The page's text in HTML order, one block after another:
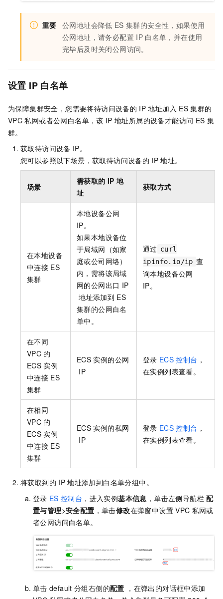
重要 公网地址会降低 ES 集群的安全性，如果使用
公网地址，请务必配置 IP 白名单，并在使用
完毕后及时关闭公网访问。
设置 IP 白名单
为保障集群安全，您需要将待访问设备的 IP 地址加入 ES 集群的
VPC 私网或者公网白名单，该 IP 地址所属的设备才能访问 ES 集
群。
获取待访问设备 IP。
您可以参照以下场景，获取待访问设备的 IP 地址。
场景
需获取的 IP 地
址
获取方式
在本地设备
中连接 ES
集群
本地设备公网
IP。
如果本地设备位
于局域网（如家
庭或公司网络）
内，需将该局域
网的公网出口 IP
地址添加到 ES
集群的公网白名
单中。
通过 curl
ipinfo.io/ip 查
询本地设备公网
IP。
在不同
VPC 的
ECS 实例
中连接 ES
集群
ECS 实例的公网
IP
登录 ECS 控制台 ，
在实例列表查看。
在相同
VPC 的
ECS 实例
中连接 ES
集群
ECS 实例的私网
IP
登录 ECS 控制台 ，
在实例列表查看。
将获取到的 IP 地址添加到白名单分组中。
登录 ES 控制台 ，进入实例基本信息 ，单击左侧导航栏 配
置与管理>安全配置 ，单击修改在弹窗中设置 VPC 私网或
者公网访问白名单。
单击 default 分组右侧的配置 ，在弹出的对话框中添加